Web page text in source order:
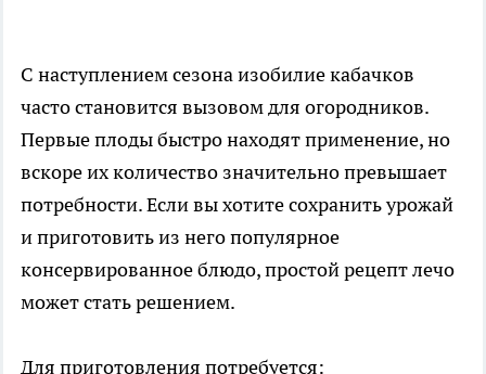
С наступлением сезона изобилие кабачков
часто становится вызовом для огородников.
Первые плоды быстро находят применение, но
вскоре их количество значительно превышает
потребности. Если вы хотите сохранить урожай
и приготовить из него популярное
консервированное блюдо, простой рецепт лечо
может стать решением.
Для приготовления потребуется: